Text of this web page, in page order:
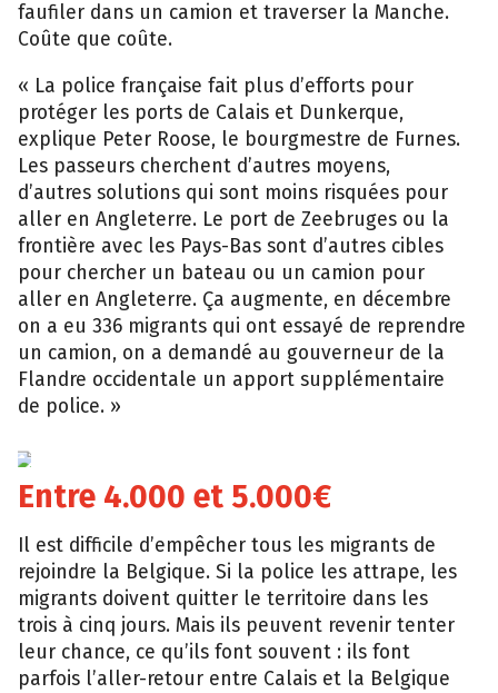
faufiler dans un camion et traverser la Manche.
Coûte que coûte.
« La police française fait plus d’efforts pour
protéger les ports de Calais et Dunkerque,
explique Peter Roose, le bourgmestre de Furnes.
Les passeurs cherchent d’autres moyens,
d’autres solutions qui sont moins risquées pour
aller en Angleterre. Le port de Zeebruges ou la
frontière avec les Pays-Bas sont d’autres cibles
pour chercher un bateau ou un camion pour
aller en Angleterre. Ça augmente, en décembre
on a eu 336 migrants qui ont essayé de reprendre
un camion, on a demandé au gouverneur de la
Flandre occidentale un apport supplémentaire
de police. »
EPA
Entre 4.000 et 5.000€
Il est difficile d’empêcher tous les migrants de
rejoindre la Belgique. Si la police les attrape, les
migrants doivent quitter le territoire dans les
trois à cinq jours. Mais ils peuvent revenir tenter
leur chance, ce qu’ils font souvent : ils font
parfois l’aller-retour entre Calais et la Belgique